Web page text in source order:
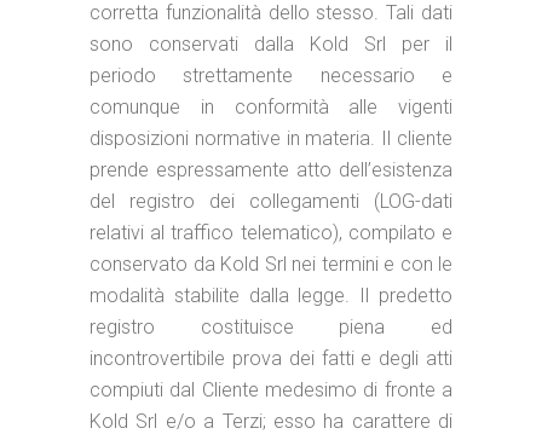
corretta funzionalità dello stesso. Tali dati
sono conservati dalla Kold Srl per il
periodo strettamente necessario e
comunque in conformità alle vigenti
disposizioni normative in materia. Il cliente
prende espressamente atto dell’esistenza
del registro dei collegamenti (LOG-dati
relativi al traffico telematico), compilato e
conservato da Kold Srl nei termini e con le
modalità stabilite dalla legge. Il predetto
registro costituisce piena ed
incontrovertibile prova dei fatti e degli atti
compiuti dal Cliente medesimo di fronte a
Kold Srl e/o a Terzi; esso ha carattere di